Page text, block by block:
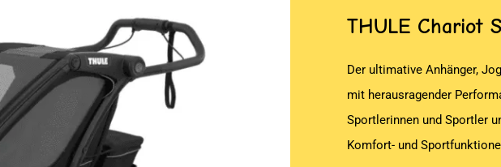
THULE Chariot
Der ultimative Anhänger,
mit herausragender
Sportlerinnen und Sportler
Komfort- und